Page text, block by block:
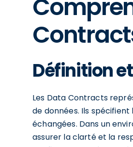
Définition
Les Data Contracts
de données. Ils
échangées. Dans un
assurer la clarté et la